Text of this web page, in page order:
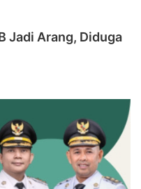
Jadi Arang, Diduga